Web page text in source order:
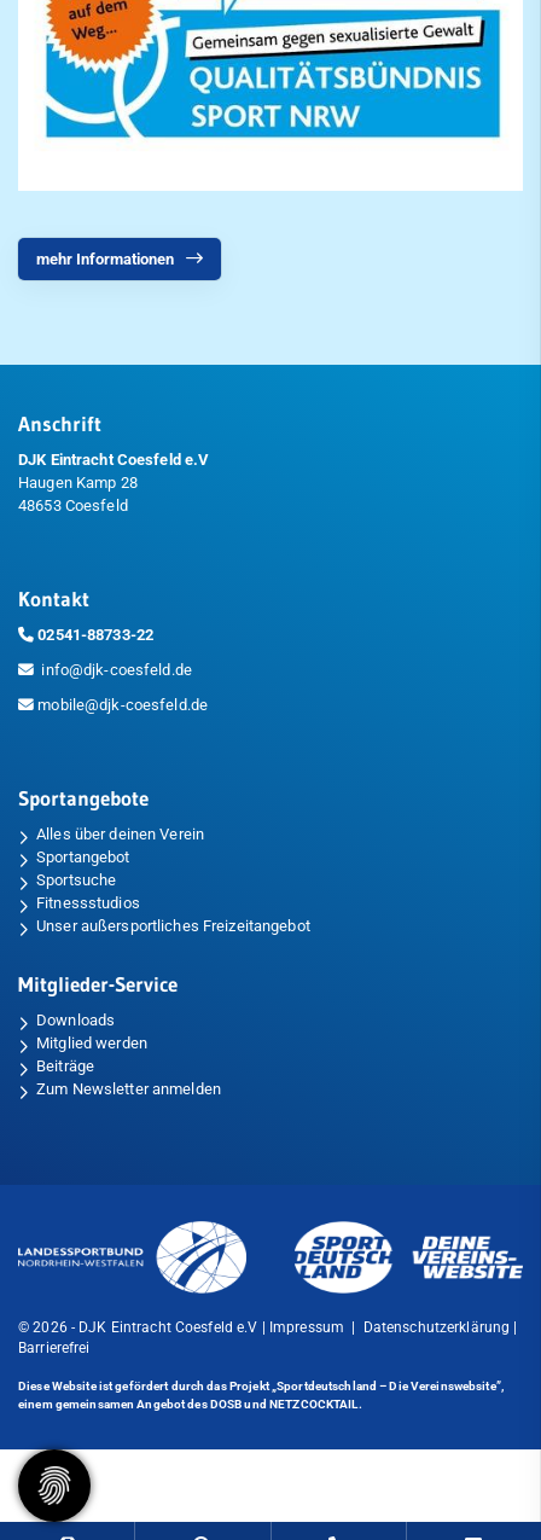
mehr Informationen
Anschrift
DJK Eintracht Coesfeld e.V
Haugen Kamp 28
48653 Coesfeld
Kontakt
02541-88733-22
info@djk-coesfeld.de
mobile@djk-coesfeld.de
Sportangebote
Alles über deinen Verein
Sportangebot
Sportsuche
Fitnessstudios
Unser außersportliches Freizeitangebot
Mitglieder-Service
Downloads
Mitglied werden
Beiträge
Zum Newsletter anmelden
© 2026 - DJK Eintracht Coesfeld e.V | Impressum | Datenschutzerklärung |
Barrierefrei
Diese Website ist gefördert durch das Projekt „Sportdeutschland – Die Vereinswebsite”,
einem gemeinsamen Angebot des DOSB und NETZCOCKTAIL.